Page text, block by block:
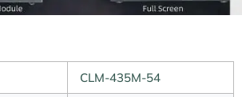
CLM-435M-54